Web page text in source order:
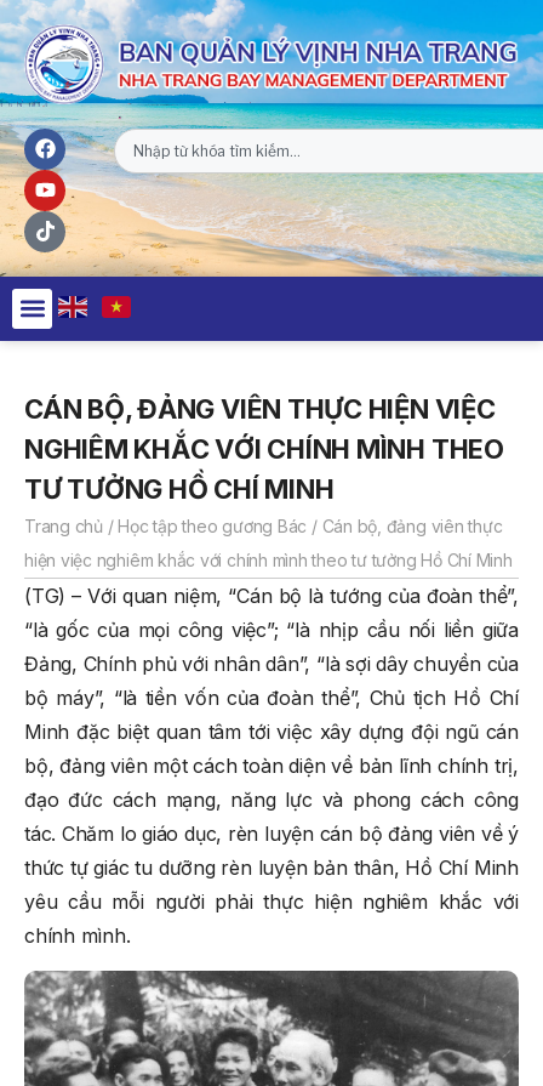
CÁN BỘ, ĐẢNG VIÊN THỰC HIỆN VIỆC
NGHIÊM KHẮC VỚI CHÍNH MÌNH THEO
TƯ TƯỞNG HỒ CHÍ MINH
Trang chủ / Học tập theo gương Bác / Cán bộ, đảng viên thực
hiện việc nghiêm khắc với chính mình theo tư tưởng Hồ Chí Minh
(TG) – Với quan niệm, “Cán bộ là tướng của đoàn thể”,
“là gốc của mọi công việc”; “là nhịp cầu nối liền giữa
Đảng, Chính phủ với nhân dân”, “là sợi dây chuyền của
bộ máy”, “là tiền vốn của đoàn thể”, Chủ tịch Hồ Chí
Minh đặc biệt quan tâm tới việc xây dựng đội ngũ cán
bộ, đảng viên một cách toàn diện về bản lĩnh chính trị,
đạo đức cách mạng, năng lực và phong cách công
tác. Chăm lo giáo dục, rèn luyện cán bộ đảng viên về ý
thức tự giác tu dưỡng rèn luyện bản thân, Hồ Chí Minh
yêu cầu mỗi người phải thực hiện nghiêm khắc với
chính mình.